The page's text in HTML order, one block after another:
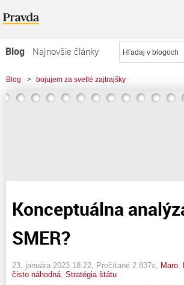
Blog
Najnovšie články
Najčítanejšie články
Najkomentovanejšie články
Blog > bojujem za svetlé zajtrajšky
> Konceptuálna analýza referenda: Aký je SMER?
Konceptuálna
SMER?
23. januára 2023 18:22 , Prečítané 2 837x, Maro
čisto náhodná Stratégia štátu